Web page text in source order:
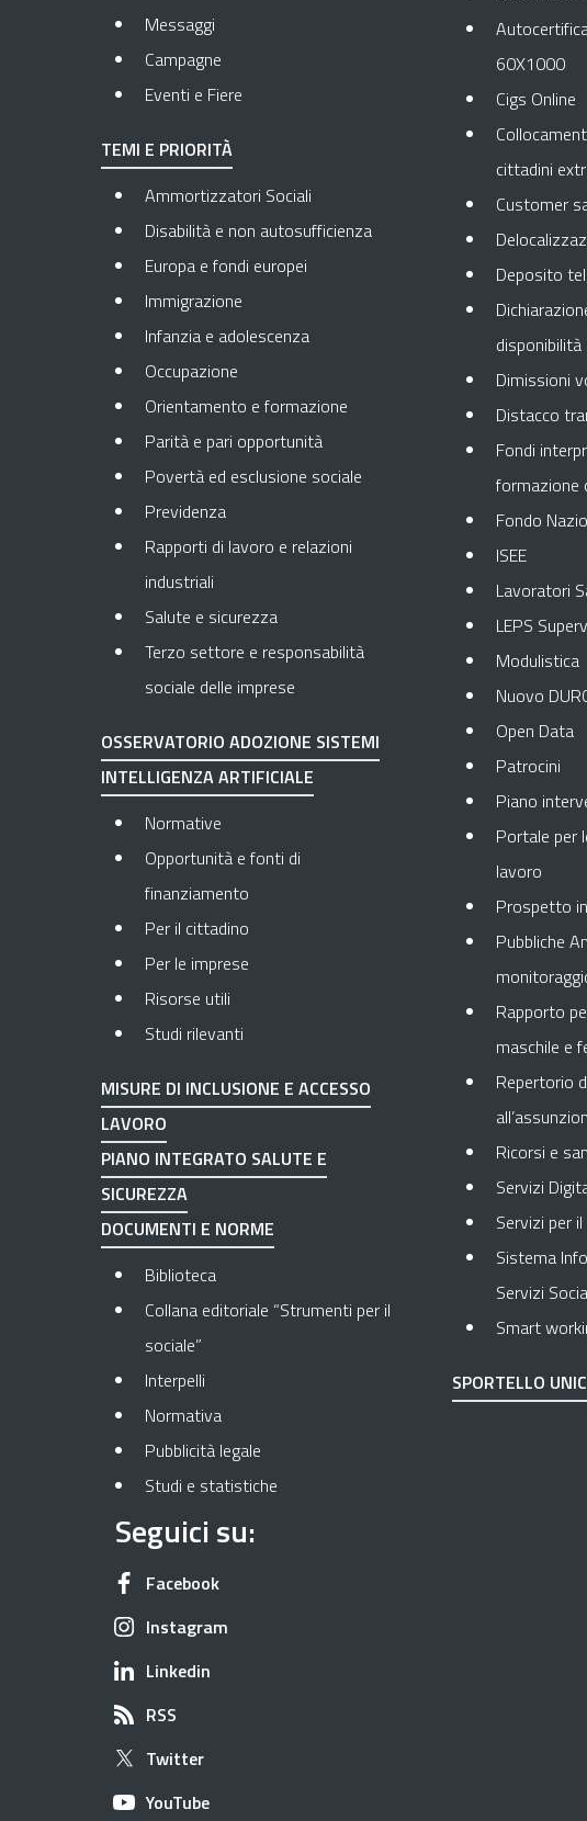
Messaggi
Campagne
Eventi e Fiere
TEMI E PRIORITÀ
Ammortizzatori Sociali
Disabilità e non autosufficienza
Europa e fondi europei
Immigrazione
Infanzia e adolescenza
Occupazione
Orientamento e formazione
Parità e pari opportunità
Povertà ed esclusione sociale
Previdenza
Rapporti di lavoro e relazioni
industriali
Salute e sicurezza
Terzo settore e responsabilità
sociale delle imprese
OSSERVATORIO ADOZIONE SISTEMI
INTELLIGENZA ARTIFICIALE
Normative
Opportunità e fonti di
finanziamento
Per il cittadino
Per le imprese
Risorse utili
Studi rilevanti
MISURE DI INCLUSIONE E ACCESSO
LAVORO
PIANO INTEGRATO SALUTE E
SICUREZZA
DOCUMENTI E NORME
Biblioteca
Collana editoriale “Strumenti per il
sociale”
Interpelli
Normativa
Pubblicità legale
Studi e statistiche
60X1000
Cigs Online
cittadini
Customer
Deposito
Dimissioni
Distacco
Fondi
formazione
Fondo
ISEE
Lavoratori
LEPS
Modulistica
Nuovo
Open Data
Patrocini
Piano
Portale per
lavoro
Prospetto
Pubbliche
Rapporto
maschile e
Repertorio
Ricorsi e
Servizi
Servizi per
Sistema
Servizi
Smart
SPORTELLO
Seguici su:
FacebookApre in una nuova scheda
Instagram
Linkedin
RSS
TwitterApre in una nuova scheda
YouTubeApre in una nuova scheda